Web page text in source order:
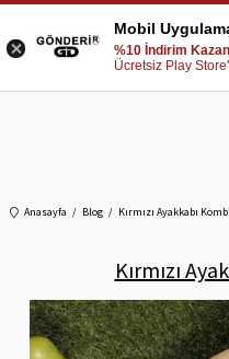
Anasayfa Blog Kırmızı Ayakkabı
Kırmızı
Mobil
%10 İndirim
Ücretsiz Play